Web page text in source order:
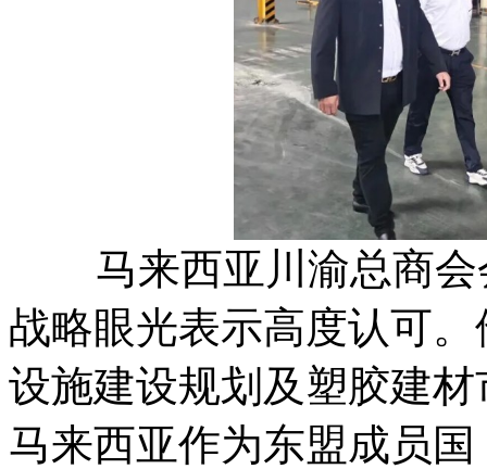
马来西亚川渝总商会
战略眼光表示高度认可
设施建设规划及塑胶建
马来西亚作为东盟成员